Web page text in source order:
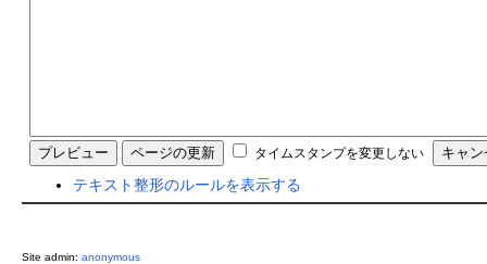
タイムスタンプを変更しない
テキスト整形のルールを表示する
Site admin: anonymous